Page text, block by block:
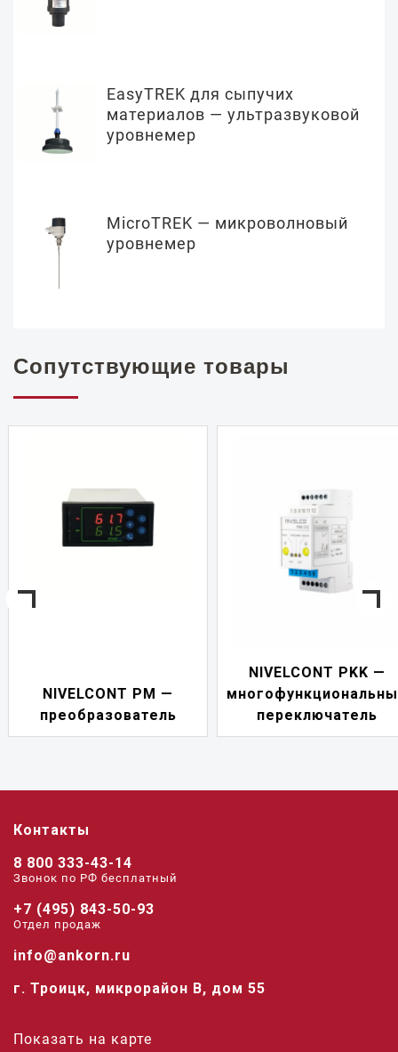
EasyTREK для сыпучих
материалов — ультразвуковой
уровнемер
MicroTREK — микроволновый
уровнемер
Сопутствующие товары
NIVELCONT PM —
преобразователь
NIVELCONT PKK —
переключатель
Контакты
8 800 333-43-14
Звонок по РФ беcплатный
+7 (495) 843-50-93
Отдел продаж
info@ankorn.ru
г. Троицк, микрорайон В, дом 55
Показать на карте